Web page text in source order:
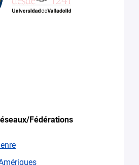
Fédérations